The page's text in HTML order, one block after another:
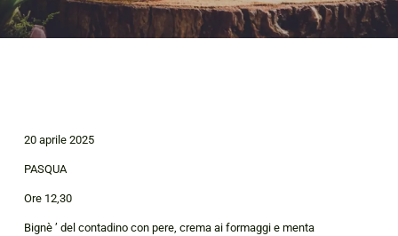
20 aprile 2025
PASQUA
Ore 12,30
Bignè ’ del contadino con pere, crema ai formaggi e menta